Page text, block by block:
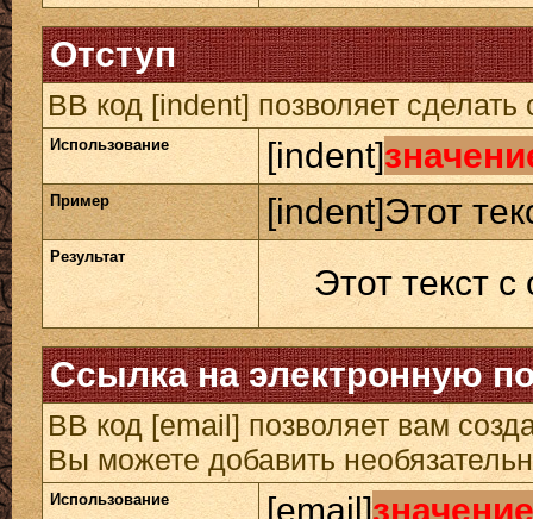
Отступ
BB код [indent] позволяет сделать
Использование [indent]
Пример [indent]Этот
Результат
Этот текст с
Ссылка на электронную
BB код [email] позволяет вам
Вы можете добавить
Использование [email]значение